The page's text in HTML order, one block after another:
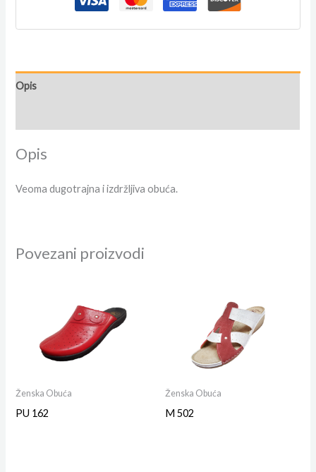
Opis
Opis
Veoma dugotrajna i izdržljiva obuća.
Povezani proizvodi
Ženska Obuća
PU 162
Ženska Obuća
M 502